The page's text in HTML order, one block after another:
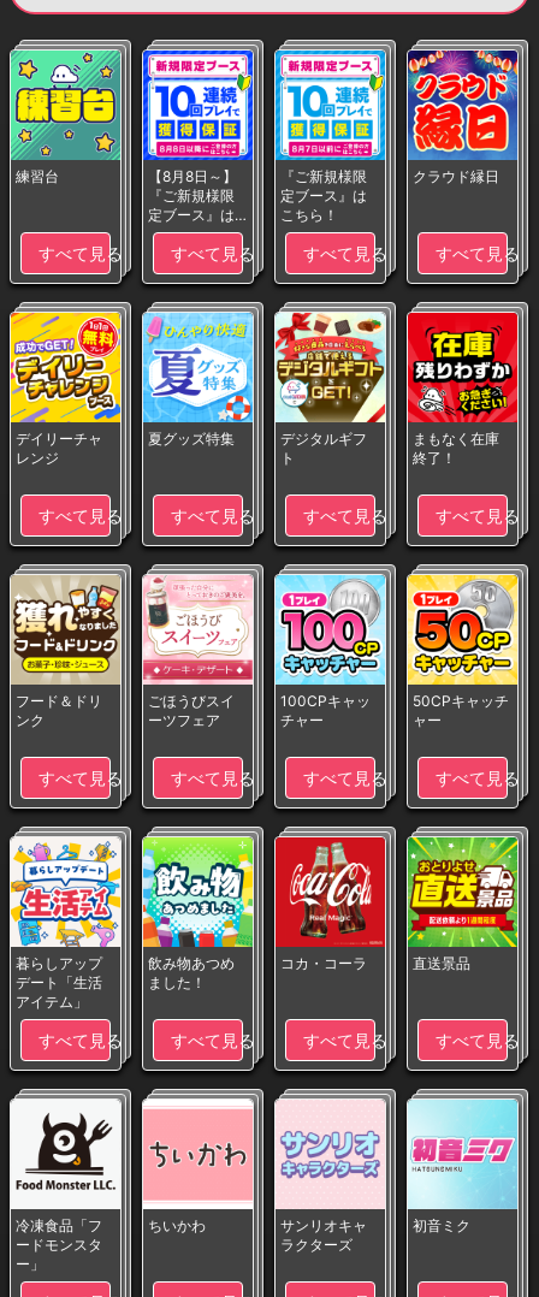
練習台
すべて見る
【8月8日～】
『ご新規様限
定ブース』は
こちら！
すべて見る
『ご新規様限
定ブース』は
こちら！
すべて見る
クラウド縁日
すべて見る
デイリーチャ
レンジ
すべて見る
夏グッズ特集
すべて見る
デジタルギフ
ト
すべて見る
まもなく在庫
終了！
すべて見る
フード＆ドリ
ンク
すべて見る
ごほうびスイ
ーツフェア
すべて見る
100CPキャッ
チャー
すべて見る
50CPキャッチ
ャー
すべて見る
暮らしアップ
デート「生活
アイテム」
すべて見る
飲み物あつめ
ました！
すべて見る
コカ・コーラ
すべて見る
直送景品
すべて見る
冷凍食品「フ
ードモンスタ
ー」
ちいかわ
サンリオキャ
ラクターズ
初音ミク